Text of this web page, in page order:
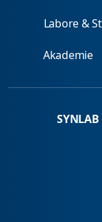
Labore &
Akademie